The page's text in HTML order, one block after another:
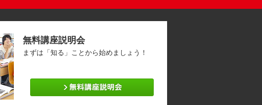
無料講座説明会
まずは「知る」ことから始めましょう！